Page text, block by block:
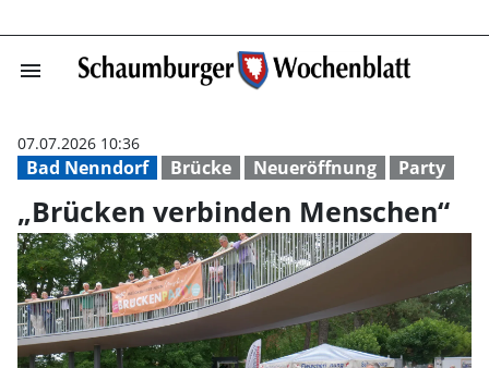
menu „Brücken
Bad Nenndorf Brücke Neueröffnung Party
07.07.2026 10:36
„Brücken verbinden Menschen“